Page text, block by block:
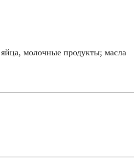
молочные продукты; масла